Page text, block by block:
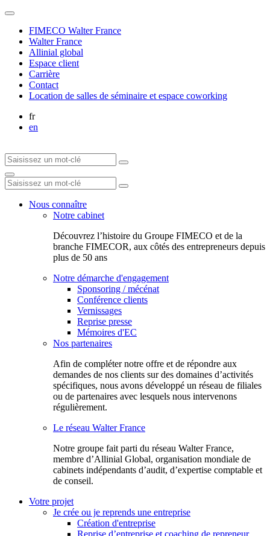
FIMECO Walter France
Walter France
Allinial global
Espace client
Carrière
Contact
Location de salles de séminaire et espace coworking
fr
en
Nous connaître
Notre cabinet
Découvrez l’histoire du Groupe FIMECO et de la
branche FIMECOR, aux côtés des entrepreneurs depuis
plus de 50 ans
Notre démarche d'engagement
Sponsoring / mécénat
Conférence clients
Vernissages
Reprise presse
Mémoires d'EC
Nos partenaires
Afin de compléter notre offre et de répondre aux
demandes de nos clients sur des domaines d’activités
spécifiques, nous avons développé un réseau de filiales
ou de partenaires avec lesquels nous intervenons
régulièrement.
Le réseau Walter France
Notr​e groupe fait parti du réseau Walter France,
membre d’Allinial Global, organisation mondiale de
cabinets indépendants d’audit, d’expertise comptable et
de conseil.
Votre projet
Je crée ou je reprends une entreprise
Création d'entreprise
Reprise d’entreprise et coaching de repreneur